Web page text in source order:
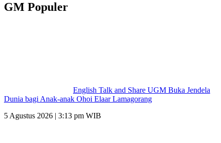
GM Populer
English Talk and Share UGM Buka Jendela
Dunia bagi Anak-anak Ohoi Elaar Lamagorang
5 Agustus 2026 | 3:13 pm WIB